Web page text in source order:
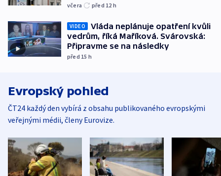
včera před 12 h
VIDEO
Vláda neplánuje opatření kvůli
vedrům, říká Maříková. Svárovská:
Připravme se na následky
před 15 h
Evropský pohled
ČT24 každý den vybírá z obsahu publikovaného evropskými
veřejnými médii, členy Eurovize.